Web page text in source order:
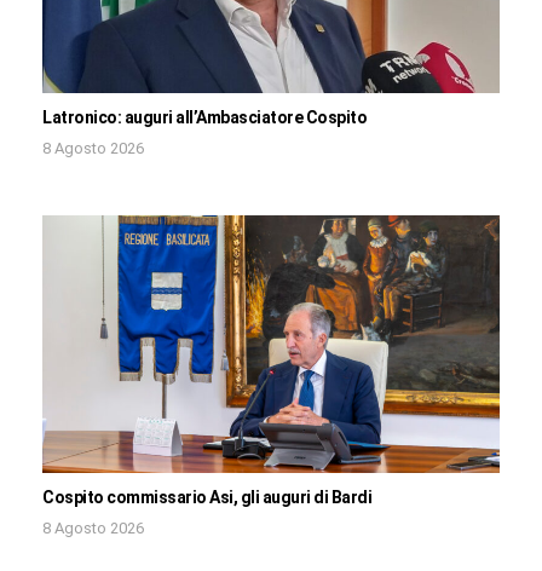
Latronico: auguri all’Ambasciatore Cospito
8 Agosto 2026
Cospito commissario Asi, gli auguri di Bardi
8 Agosto 2026